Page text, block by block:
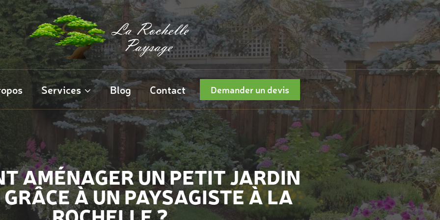
Services Blog Contact Demander un devis
AMÉNAGER UN PETIT JARDIN
À UN PAYSAGISTE À LA